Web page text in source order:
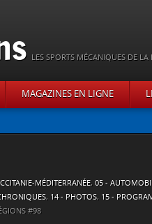
LES SPORTS MÉCANIQUES DE
MAGAZINES EN LIGNE
MÉDITERRANÉE, 05 -
, 14 - PHOTOS, 15 -
#98